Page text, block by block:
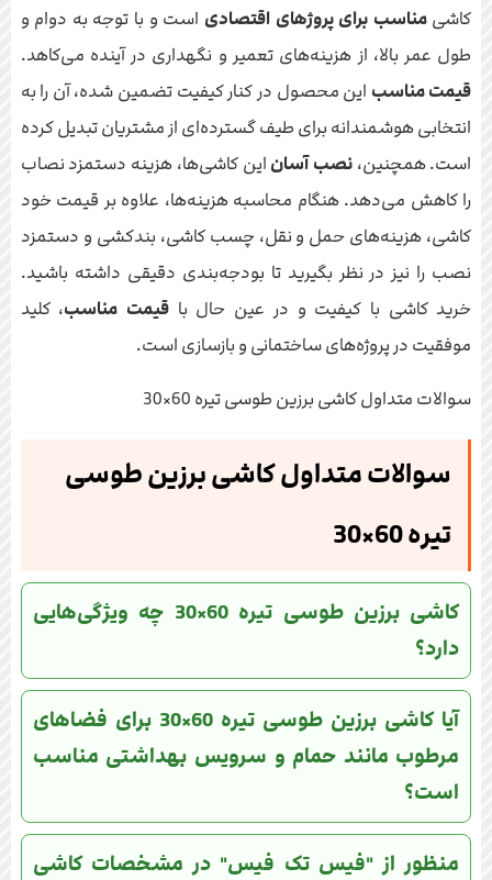
کاشیمناسب برای پروژهای اقتصادی است و با توجه به دوام و
طول عمر بالا، از هزینه‌های تعمیر و نگهداری در آینده می‌کاهد.
قیمت مناسب این محصول در کنار کیفیت تضمین شده، آن را به
انتخابی هوشمندانه برای طیف گسترده‌ای از مشتریان تبدیل کرده
است. همچنین،نصب آسان این کاشی‌ها، هزینه دستمزد نصاب
را کاهش می‌دهد. هنگام محاسبه هزینه‌ها، علاوه بر قیمت خود
کاشی، هزینه‌های حمل و نقل، چسب کاشی، بندکشی و دستمزد
نصب را نیز در نظر بگیرید تا بودجه‌بندی دقیقی داشته باشید.
خرید کاشی با کیفیت و در عین حال با قیمت مناسب، کلید
موفقیت در پروژه‌های ساختمانی و بازسازی است.
سوالات متداول کاشی برزین طوسی تیره 60×30
سوالات متداول کاشی برزین طوسی
تیره 60×30
کاشی برزین طوسی تیره 60×30 چه ویژگی‌هایی
دارد؟
آیا کاشی برزین طوسی تیره 60×30 برای فضاهای
مرطوب مانند حمام و سرویس بهداشتی مناسب
است؟
منظور از "فیس تک فیس" در مشخصات کاشی